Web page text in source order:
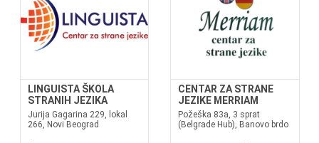
LINGUISTA ŠKOLA
STRANIH JEZIKA
Jurija Gagarina 229, lokal
266, Novi Beograd
CENTAR ZA STRANE
JEZIKE MERRIAM
Požeška 83a, 3 sprat
(Belgrade Hub), Banovo brdo